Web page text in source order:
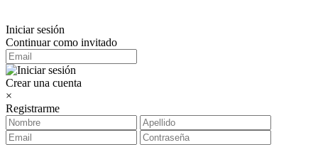
Iniciar sesión
Continuar como invitado
Crear una cuenta
×
Registrarme